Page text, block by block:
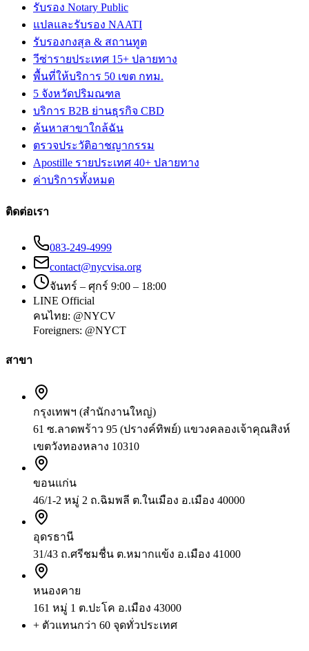
รับรอง Notary Public
แปลและรับรอง NAATI
รับรองกงสุล & สถานทูต
วีซ่ารายประเทศ 15+ ปลายทาง
พื้นที่ให้บริการ 50 เขต กทม.
5 จังหวัดปริมณฑล
บริการ B2B ย่านธุรกิจ CBD
ค้นหาสาขาใกล้ฉัน
ตรวจประวัติอาชญากรรม
Apostille รายประเทศ 40+ ปลายทาง
ค่าบริการทั้งหมด
ติดต่อเรา
083-249-4999
contact@nycvisa.org
จันทร์ – ศุกร์ 9:00 – 18:00
LINE Official
คนไทย: @NYCV
Foreigners: @NYCT
สาขา
กรุงเทพฯ (สำนักงานใหญ่)
61 ซ.ลาดพร้าว 95 (ปรางค์ทิพย์) แขวงคลองเจ้าคุณสิงห์
เขตวังทองหลาง 10310
ขอนแก่น
46/1-2 หมู่ 2 ถ.ฉิมพลี ต.ในเมือง อ.เมือง 40000
อุดรธานี
31/43 ถ.ศรีชมชื่น ต.หมากแข้ง อ.เมือง 41000
หนองคาย
161 หมู่ 1 ต.ปะโค อ.เมือง 43000
+ ตัวแทนกว่า 60 จุดทั่วประเทศ